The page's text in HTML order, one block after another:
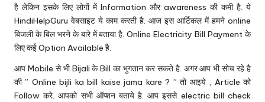
है लेकिन इसके लिए लोगों में Information और awareness की कमी है. ये
HindiHelpGuru वेबसाइट ये काम करती है. आज इस आर्टिकल में हमने online
बिजली के बिल भरने के बारे में बताया है. Online Electricity Bill Payment के
लिए कई Option Available है.
आप Mobile से भी Bijali के Bill का भुगतान कर सकते है. अगर आप भी सोच रहे है
की ” Online bijli ka bill kaise jama kare ? ” तो आइये , Article को
Follow करे. आपको सभी ऑप्शन बताये है. आप इससे electric bill check